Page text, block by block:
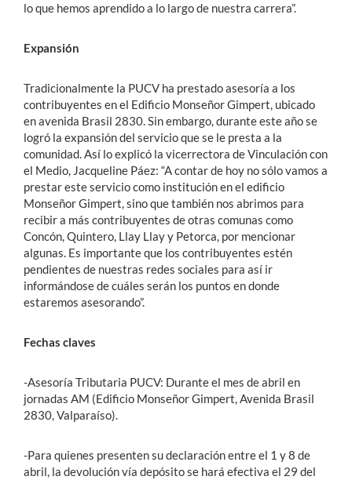
lo que hemos aprendido a lo largo de nuestra carrera”.
Expansión
Tradicionalmente la PUCV ha prestado asesoría a los
contribuyentes en el Edificio Monseñor Gimpert, ubicado
en avenida Brasil 2830. Sin embargo, durante este año se
logró la expansión del servicio que se le presta a la
comunidad. Así lo explicó la vicerrectora de Vinculación con
el Medio, Jacqueline Páez: “A contar de hoy no sólo vamos a
prestar este servicio como institución en el edificio
Monseñor Gimpert, sino que también nos abrimos para
recibir a más contribuyentes de otras comunas como
Concón, Quintero, Llay Llay y Petorca, por mencionar
algunas. Es importante que los contribuyentes estén
pendientes de nuestras redes sociales para así ir
informándose de cuáles serán los puntos en donde
estaremos asesorando”.
Fechas claves
-Asesoría Tributaria PUCV: Durante el mes de abril en
jornadas AM (Edificio Monseñor Gimpert, Avenida Brasil
2830, Valparaíso).
-Para quienes presenten su declaración entre el 1 y 8 de
abril, la devolución vía depósito se hará efectiva el 29 del